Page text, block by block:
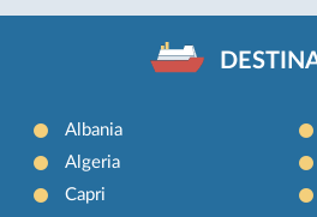
Albania
Algeria
Capri